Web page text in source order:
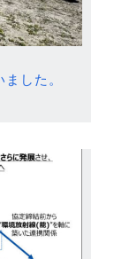
した。